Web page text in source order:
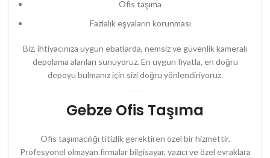
Ofis taşıma
Fazlalık eşyaların korunması
Biz, ihtiyacınıza uygun ebatlarda, nemsiz ve güvenlik kameralı
depolama alanları sunuyoruz. En uygun fiyatla, en doğru
depoyu bulmanız için sizi doğru yönlendiriyoruz.
Gebze Ofis Taşıma
Ofis taşımacılığı titizlik gerektiren özel bir hizmettir.
Profesyonel olmayan firmalar bilgisayar, yazıcı ve özel evraklara